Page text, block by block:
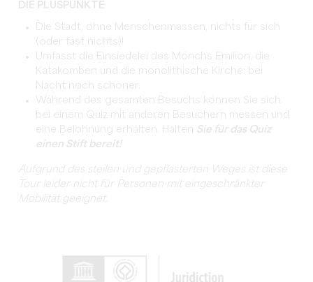
DIE PLUSPUNKTE
Die Stadt, ohne Menschenmassen, nichts für sich
(oder fast nichts)!
Umfasst die Einsiedelei des Mönchs Emilion, die
Katakomben und die monolithische Kirche: bei
Nacht noch schöner.
Während des gesamten Besuchs können Sie sich
bei einem Quiz mit anderen Besuchern messen und
eine Belohnung erhalten. Halten Sie für das Quiz
einen Stift bereit!
Aufgrund des steilen und gepflasterten Weges ist diese
Tour leider nicht für Personen mit eingeschränkter
Mobilität geeignet.